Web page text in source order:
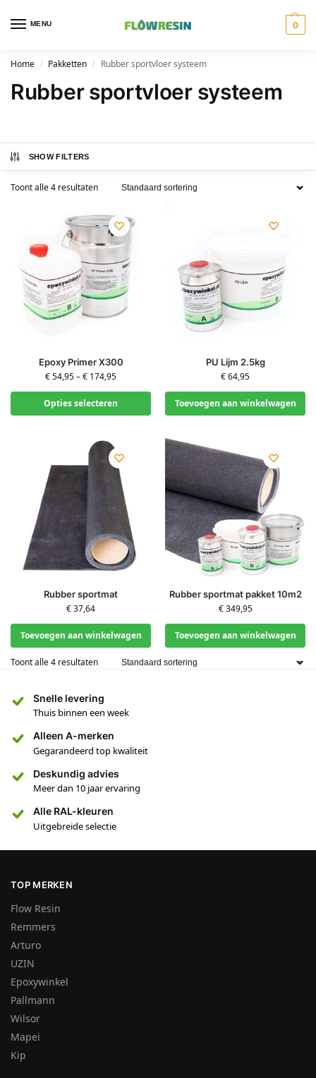
MENU 0
Home / Pakketten / Rubber sportvloer systeem
Rubber sportvloer systeem
SHOW FILTERS
Toont alle 4 resultaten
Epoxy Primer X300
€54,95–€ 174,95
Opties selecteren
PU Lijm 2.5kg
€64,95
Toevoegen aan winkelwagen
Rubber sportmat
€37,64
Toevoegen aan winkelwagen
Rubber sportmat pakket 10m2
€349,95
Toevoegen aan winkelwagen
Toont alle 4 resultaten
Snelle levering
Thuis binnen een week
Alleen A-merken
Gegarandeerd top kwaliteit
Deskundig advies
Meer dan 10 jaar ervaring
Alle RAL-kleuren
Uitgebreide selectie
TOP MERKEN
Flow Resin
Remmers
Arturo
UZIN
Epoxywinkel
Pallmann
Wilsor
Mapei
Kip